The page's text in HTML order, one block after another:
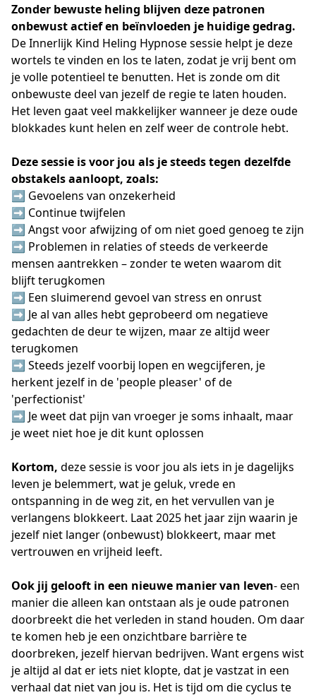
Zonder bewuste heling blijven deze patronen
onbewust actief en beïnvloeden je huidige gedrag.
De Innerlijk Kind Heling Hypnose sessie helpt je deze
wortels te vinden en los te laten, zodat je vrij bent om
je volle potentieel te benutten. Het is zonde om dit
onbewuste deel van jezelf de regie te laten houden.
Het leven gaat veel makkelijker wanneer je deze oude
blokkades kunt helen en zelf weer de controle hebt.
Deze sessie is voor jou als je steeds tegen dezelfde
obstakels aanloopt, zoals:
➡️ Gevoelens van onzekerheid
➡️ Continue twijfelen
➡️ Angst voor afwijzing of om niet goed genoeg te zijn
➡️ Problemen in relaties of steeds de verkeerde
mensen aantrekken – zonder te weten waarom dit
blijft terugkomen
➡️ Een sluimerend gevoel van stress en onrust
➡️ Je al van alles hebt geprobeerd om negatieve
gedachten de deur te wijzen, maar ze altijd weer
terugkomen
➡️ Steeds jezelf voorbij lopen en wegcijferen, je
herkent jezelf in de 'people pleaser' of de
'perfectionist'
➡️ Je weet dat pijn van vroeger je soms inhaalt, maar
je weet niet hoe je dit kunt oplossen
Kortom, deze sessie is voor jou als iets in je dagelijks
leven je belemmert, wat je geluk, vrede en
ontspanning in de weg zit, en het vervullen van je
verlangens blokkeert. Laat 2025 het jaar zijn waarin je
jezelf niet langer (onbewust) blokkeert, maar met
vertrouwen en vrijheid leeft.
Ook jij gelooft in een nieuwe manier van leven- een
manier die alleen kan ontstaan als je oude patronen
doorbreekt die het verleden in stand houden. Om daar
te komen heb je een onzichtbare barrière te
doorbreken, jezelf hiervan bedrijven. Want ergens wist
je altijd al dat er iets niet klopte, dat je vastzat in een
verhaal dat niet van jou is. Het is tijd om die cyclus te